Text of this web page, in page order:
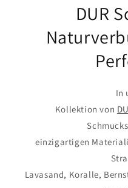
DUR
In
Kollektion von
einzigartigen
Lavasand, Koralle,